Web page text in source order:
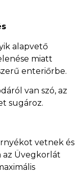
alapvető
miatt
enteriőrbe.
van szó, az
sugároz.
vetnek és
az Üvegkorlát